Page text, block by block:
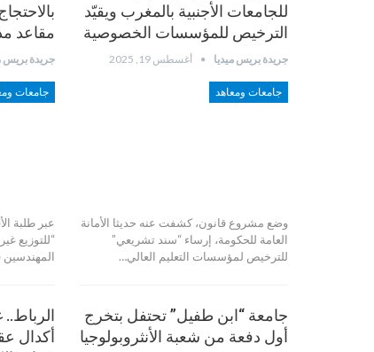
للجامعات الأجنبية بالمغرب ويقيّد
الترخيص للمؤسسات الخصوصية
جريدة بريس ميديا أغسطس 19, 2025
جامعات ومعاهد
وضع مشروع قانون، كشفت عنه حديثا الأمانة
العامة للحكومة، إرساء “سند تشريعي”
للترخيص لمؤسسات التعليم العالي…
مقاعد
جريدة بريس
جامعات
عبر طلبة
“للتوزيع
المهندسين
جامعة “ابن طفيل” تحتفل بتخرج
أول دفعة من شعبة الأنثروبولوجيا
الرباط..
أكدال